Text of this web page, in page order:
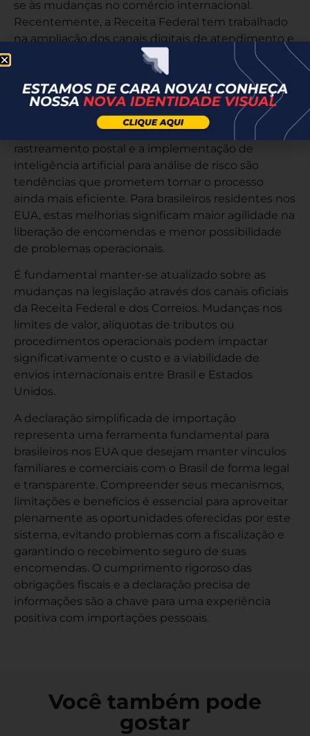
se às mudanças no comércio internacional.
Recentemente, a Receita Federal tem trabalhado
na ampliação dos canais digitais de atendimento e
na simplificação de procedimentos para pessoas
físicas. Estas mudanças visam reduzir a burocracia
e facilitar a vida de brasileiros que mantêm
vínculos com o exterior.
A integração com sistemas internacionais de
rastreamento postal e a implementação de
inteligência artificial para análise de risco são
tendências que prometem tornar o processo
ainda mais eficiente. Para brasileiros residentes nos
EUA, estas melhorias significam maior agilidade na
liberação de encomendas e menor possibilidade
de problemas operacionais.
É fundamental manter-se atualizado sobre as
mudanças na legislação através dos canais oficiais
da Receita Federal e dos Correios. Mudanças nos
limites de valor, alíquotas de tributos ou
procedimentos operacionais podem impactar
significativamente o custo e a viabilidade de
envios internacionais entre Brasil e Estados
Unidos.
A declaração simplificada de importação
representa uma ferramenta fundamental para
brasileiros nos EUA que desejam manter vínculos
familiares e comerciais com o Brasil de forma legal
e transparente. Compreender seus mecanismos,
limitações e benefícios é essencial para aproveitar
plenamente as oportunidades oferecidas por este
sistema, evitando problemas com a fiscalização e
garantindo o recebimento seguro de suas
encomendas. O cumprimento rigoroso das
obrigações fiscais e a declaração precisa de
informações são a chave para uma experiência
positiva com importações pessoais.
Você também pode
gostar